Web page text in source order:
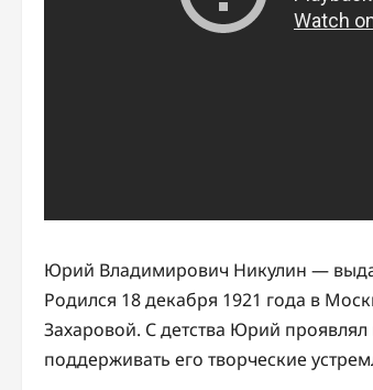
Юрий Владимирович Никулин —
Родился 18 декабря 1921 года в
Захаровой. С детства Юрий проявлял
поддерживать его творческие